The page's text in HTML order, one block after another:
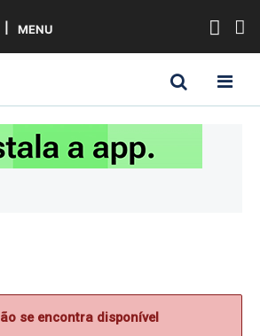
MENU
se encontra disponível